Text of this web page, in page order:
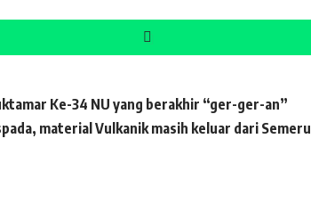
Ke-34 NU yang berakhir “ger-ger-an”
material Vulkanik masih keluar dari Semeru